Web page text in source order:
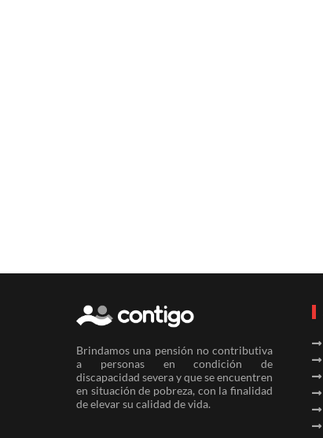
Brindamos una pensión no contributiva
a personas en condición de
discapacidad severa y que se encuentren
en situación de pobreza, con la finalidad
de elevar su calidad de vida.